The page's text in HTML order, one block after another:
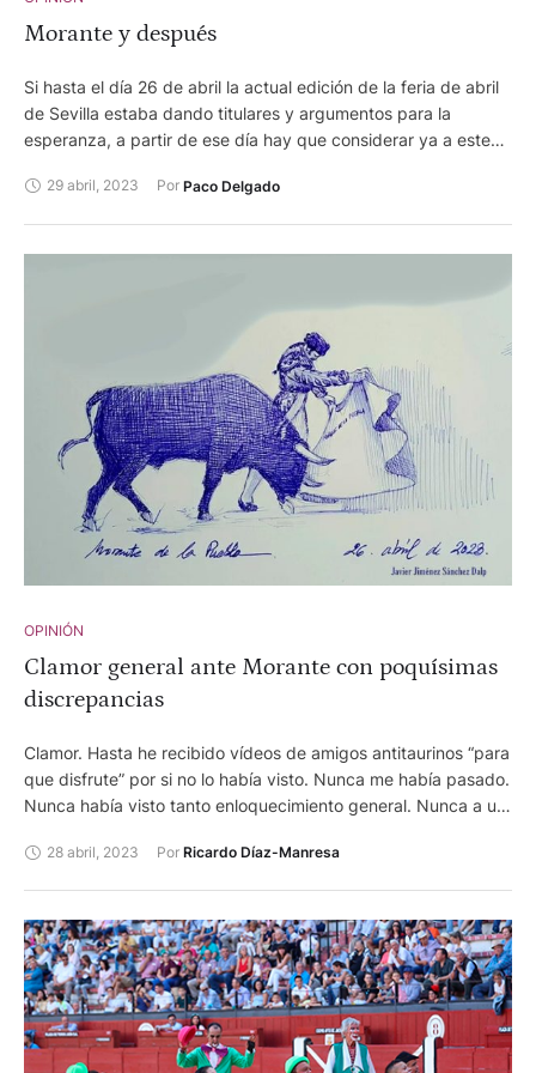
Morante y después
Si hasta el día 26 de abril la actual edición de la feria de abril
de Sevilla estaba dando titulares y argumentos para la
esperanza, a partir de ese día hay que considerar ya a este
la plaza boca abajo tras una faena antológica. Cortó un rabo,
29 abril, 2023 Por Paco Delgado
OPINIÓN
Clamor general ante Morante con poquísimas
discrepancias
Clamor. Hasta he recibido vídeos de amigos antitaurinos “para
que disfrute” por si no lo había visto. Nunca me había pasado.
Nunca había visto tanto enloquecimiento general. Nunca a un
hasta el hotel. Y vídeos a miles.
28 abril, 2023 Por Ricardo Díaz-Manresa